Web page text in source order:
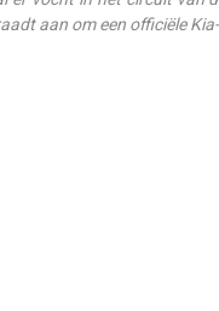
aan om een officiële